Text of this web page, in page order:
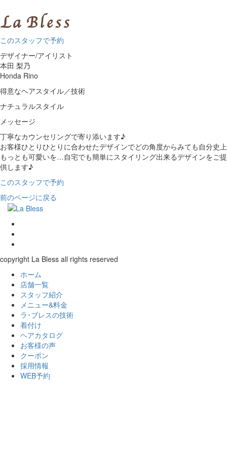
このスタッフで予約
デザイナー/アイリスト
本田 梨乃
Honda Rino
得意なヘアスタイル／技術
ナチュラルスタイル
メッセージ
丁寧なカウンセリングで寄り添います♪
お客様ひとりひとりに合わせたデザインでどの角度からみても自分史上
もっとも可愛いを…自宅でも簡単にスタイリング出来るデザインをご提
供します♪
このスタッフで予約
前のページに戻る
copyright La Bless all rights reserved
ホーム
店舗一覧
スタッフ紹介
メニュー&料金
ラ･ブレスの技術
着付け
ヘアカタログ
お客様の声
クーポン
採用情報
WEB予約